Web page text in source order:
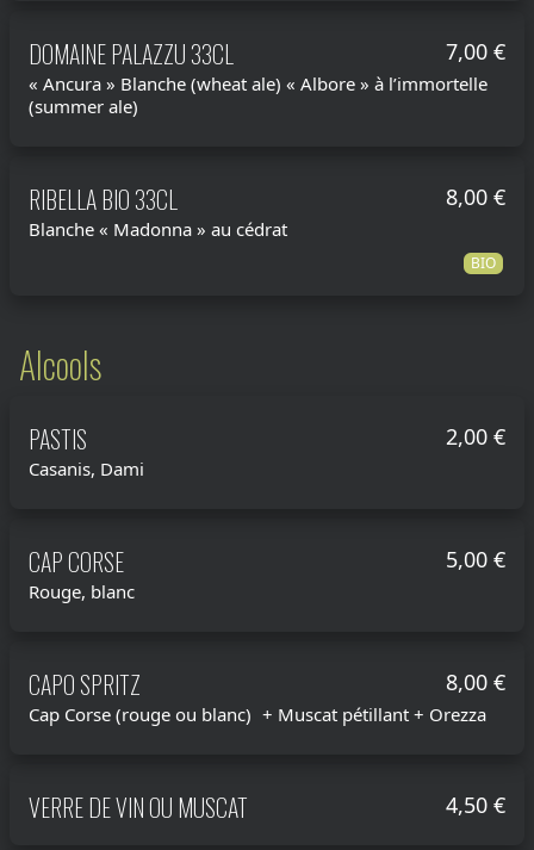
DOMAINE PALAZZU 33CL 7,00 €
« Ancura » Blanche (wheat ale) « Albore » à l’immortelle
(summer ale)
RIBELLA BIO 33CL 8,00 €
Blanche « Madonna » au cédrat
BIO
Alcools
PASTIS 2,00 €
Casanis, Dami
CAP CORSE 5,00 €
Rouge, blanc
CAPO SPRITZ 8,00 €
Cap Corse (rouge ou blanc) + Muscat pétillant + Orezza
VERRE DE VIN OU MUSCAT 4,50 €